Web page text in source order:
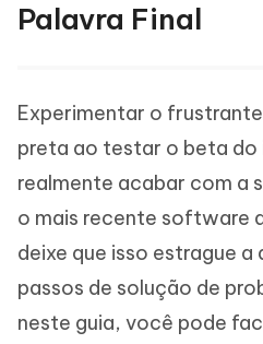
Palavra Final
Experimentar o
preta ao testar o beta do
realmente acabar com a
o mais recente software
deixe que isso estrague a
passos de solução de
neste guia, você pode